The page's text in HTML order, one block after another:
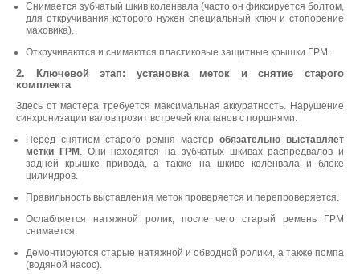
Снимается зубчатый шкив коленвала (часто он фиксируется болтом,
для откручивания которого нужен специальный ключ и стопорение
маховика).
Откручиваются и снимаются пластиковые защитные крышки ГРМ.
2. Ключевой этап: установка меток и снятие старого
комплекта
Здесь от мастера требуется максимальная аккуратность. Нарушение
синхронизации валов грозит встречей клапанов с поршнями.
Перед снятием старого ремня мастер обязательно выставляет
метки ГРМ . Они находятся на зубчатых шкивах распредвалов и
задней крышке привода, а также на шкиве коленвала и блоке
цилиндров.
Правильность выставления меток проверяется и перепроверяется.
Ослабляется натяжной ролик, после чего старый ремень ГРМ
снимается.
Демонтируются старые натяжной и обводной ролики, а также помпа
(водяной насос).